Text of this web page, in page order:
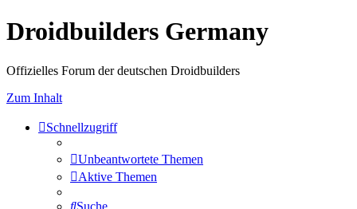
Droidbuilders Germany
Offizielles Forum der deutschen Droidbuilders
Zum Inhalt
Schnellzugriff
Unbeantwortete Themen
Aktive Themen
Suche